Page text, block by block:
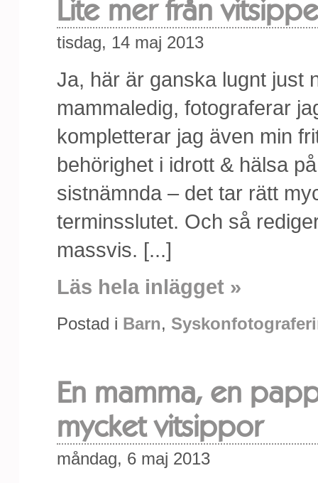
Lite mer från
tisdag, 14 maj 2013
Ja, här är ganska lugnt just
mammaledig, fotograferar
kompletterar jag även min
behörighet i idrott & hälsa
sistnämnda – det tar rätt
terminsslutet. Och så
massvis. [...]
Läs hela inlägget »
Postad i Barn,
En mamma, en
mycket vitsippor
måndag, 6 maj 2013